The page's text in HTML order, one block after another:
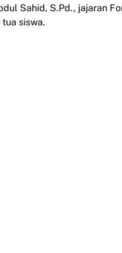
Sahid, S.Pd., jajaran
siswa.